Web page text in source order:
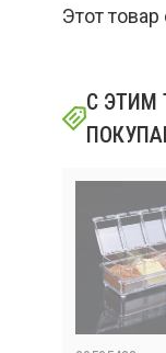
Этот
С ЭТИМ